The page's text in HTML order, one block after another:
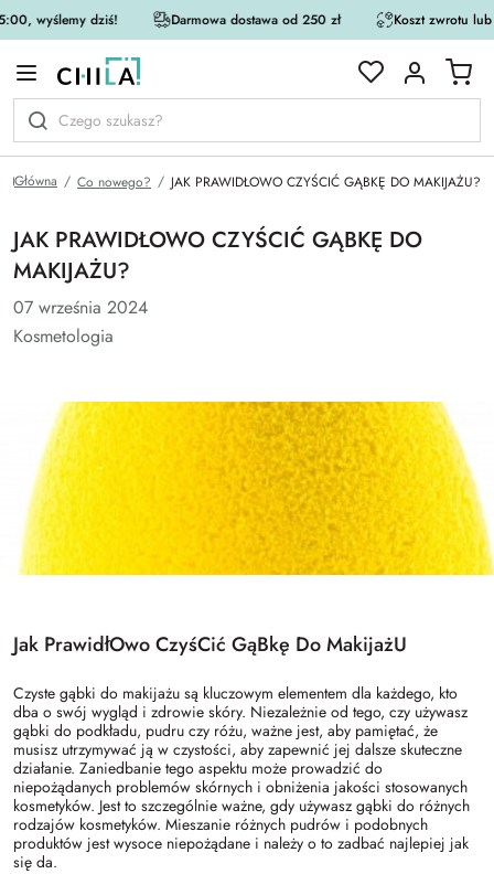
wyślemy dziś! Darmowa dostawa od 250 zł Koszt zwrotu
Główna Co nowego? JAK PRAWIDŁOWO CZYŚCIĆ GĄBKĘ DO MAKIJAŻU?
JAK PRAWIDŁOWO CZYŚCIĆ GĄBKĘ DO
MAKIJAŻU?
07 września 2024
Kosmetologia
Jak PrawidłOwo CzyśCić GąBkę Do MakijażU
Czyste gąbki do makijażu są kluczowym elementem dla każdego, kto
dba o swój wygląd i zdrowie skóry. Niezależnie od tego, czy używasz
gąbki do podkładu, pudru czy różu, ważne jest, aby pamiętać, że
musisz utrzymywać ją w czystości, aby zapewnić jej dalsze skuteczne
działanie. Zaniedbanie tego aspektu może prowadzić do
niepożądanych problemów skórnych i obniżenia jakości stosowanych
kosmetyków. Jest to szczególnie ważne, gdy używasz gąbki do różnych
rodzajów kosmetyków. Mieszanie różnych pudrów i podobnych
produktów jest wysoce niepożądane i należy o to zadbać najlepiej jak
się da.